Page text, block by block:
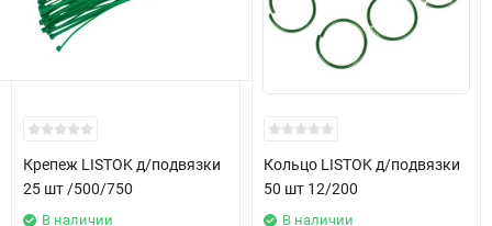
Крепеж LISTOK д/подвязки
25 шт /500/750
В наличии
Кольцо LISTОK д/подвязки
50 шт 12/200
В наличии